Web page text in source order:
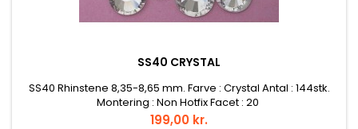
SS40 CRYSTAL
SS40 Rhinstene 8,35-8,65 mm. Farve : Crystal Antal : 144stk.
Montering : Non Hotfix Facet : 20
Pris
199,00 kr.